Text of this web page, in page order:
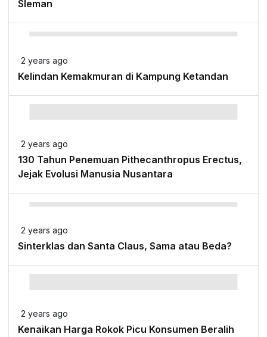
Sleman
2 years ago
Kelindan Kemakmuran di Kampung Ketandan
2 years ago
130 Tahun Penemuan Pithecanthropus Erectus,
Jejak Evolusi Manusia Nusantara
2 years ago
Sinterklas dan Santa Claus, Sama atau Beda?
2 years ago
Kenaikan Harga Rokok Picu Konsumen Beralih